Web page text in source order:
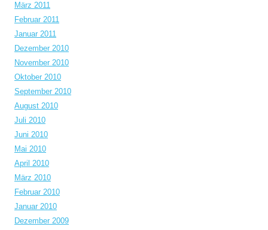
März 2011
Februar 2011
Januar 2011
Dezember 2010
November 2010
Oktober 2010
September 2010
August 2010
Juli 2010
Juni 2010
Mai 2010
April 2010
März 2010
Februar 2010
Januar 2010
Dezember 2009